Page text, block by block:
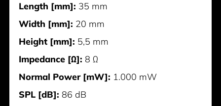
Length [mm]: 35 mm
Width [mm]: 20 mm
Height [mm]: 5,5 mm
Impedance [Ω]: 8 Ω
Normal Power [mW]: 1.000 mW
SPL [dB]: 86 dB